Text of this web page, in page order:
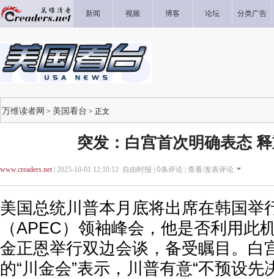
新闻 视频 博客 论坛 分类广告
万维读者网 > 美国看台 > 正文
突发：白宫首次明确表态
www.creaders.net| 2025-10-01 12:10:12 自由时报 | 0条评论 | 查看/发表评论
美国总统川普本月底将出席在韩国举
（APEC）领袖峰会，他是否利用此
金正恩举行双边会谈，备受瞩目。白
的“川金会”表示，川普有意“不预设先